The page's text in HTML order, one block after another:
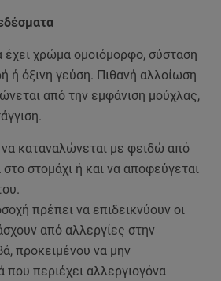
έχει χρώμα ομοιόμορφο, σύσταση
ή όξινη γεύση. Πιθανή αλλοίωση
από την εμφάνιση μούχλας,
καταναλώνεται με φειδώ από
στομάχι ή και να αποφεύγεται
πρέπει να επιδεικνύουν οι
από αλλεργίες στην
προκειμένου να μην
περιέχει αλλεργιογόνα